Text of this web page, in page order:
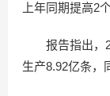
上年同期提高2
报告指出，
生产8.92亿条，